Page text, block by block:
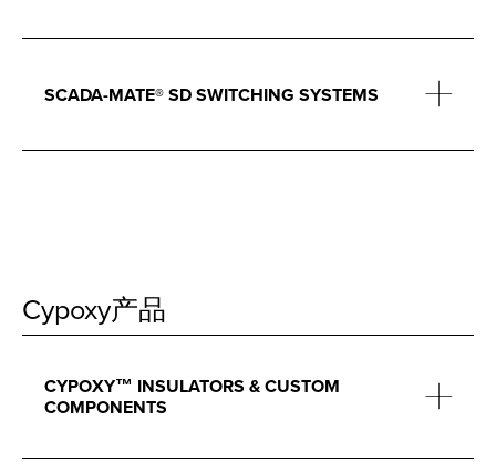
SCADA-MATE® SD SWITCHING SYSTEMS
Cypoxy产品
CYPOXY™ INSULATORS & CUSTOM
COMPONENTS